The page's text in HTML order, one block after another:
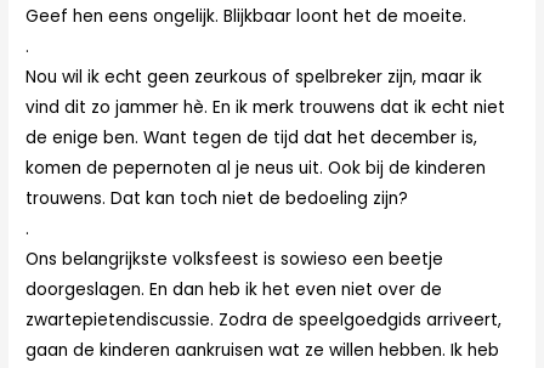
Geef hen eens ongelijk. Blijkbaar loont het de moeite.
.
Nou wil ik echt geen zeurkous of spelbreker zijn, maar ik
vind dit zo jammer hè. En ik merk trouwens dat ik echt niet
de enige ben. Want tegen de tijd dat het december is,
komen de pepernoten al je neus uit. Ook bij de kinderen
trouwens. Dat kan toch niet de bedoeling zijn?
.
Ons belangrijkste volksfeest is sowieso een beetje
doorgeslagen. En dan heb ik het even niet over de
zwartepietendiscussie. Zodra de speelgoedgids arriveert,
gaan de kinderen aankruisen wat ze willen hebben. Ik heb